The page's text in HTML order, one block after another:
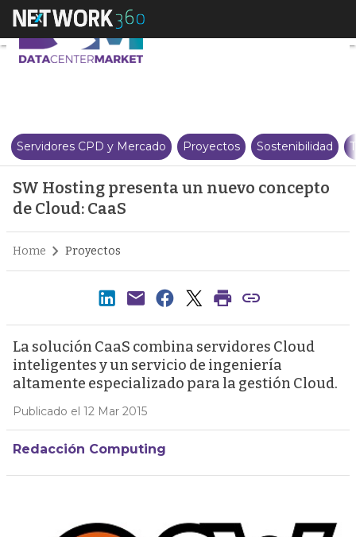
SW Hosting presenta un nuevo
Servidores CPD y Mercado Proyectos Sostenibilidad
SW Hosting presenta un nuevo concepto
de Cloud: CaaS
Home Proyectos
La solución CaaS combina servidores Cloud
inteligentes y un servicio de ingeniería
altamente especializado para la gestión Cloud.
Publicado el 12 Mar 2015
Redacción Computing